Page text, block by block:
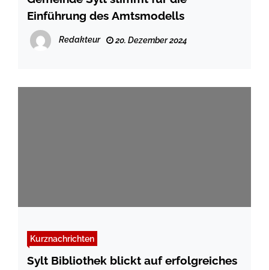
Einführung des Amtsmodells
Redakteur 20. Dezember 2024
Kurznachrichten
Sylt Bibliothek blickt auf erfolgreiches